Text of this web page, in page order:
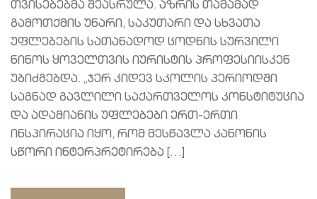
თვისებებმა შეასრულა. აზრის თამამად
გამოთქმის უნარი, საკუთარი და სხვათა
უფლებების სათანადოდ ცოდნის სურვილი
ნინოს ყოველთვის იურისტის პროფესიისკენ
უბიძგებდა. „ჯერ კიდევ სკოლის პერიოდში
საგნად გავლილი საქართველოს კონსტიტუცია
და ადამიანის უფლებები ერთ-ერთი
ინსპირაცია იყო, რომ მესწავლა კანონის
სწორი ინტერპრეტირება […]